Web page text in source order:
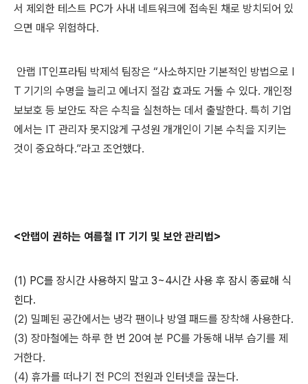
서 제외한 테스트 PC가 사내 네트워크에 접속된 채로 방치되어 있
으면 매우 위험하다.
안랩 IT인프라팀 박제석 팀장은 “사소하지만 기본적인 방법으로 I
T 기기의 수명을 늘리고 에너지 절감 효과도 거둘 수 있다. 개인정
보보호 등 보안도 작은 수칙을 실천하는 데서 출발한다. 특히 기업
에서는 IT 관리자 못지않게 구성원 개개인이 기본 수칙을 지키는
것이 중요하다.”라고 조언했다.
<안랩이 권하는 여름철 IT 기기 및 보안 관리법>
(1) PC를 장시간 사용하지 말고 3~4시간 사용 후 잠시 종료해 식
힌다.
(2) 밀폐된 공간에서는 냉각 팬이나 방열 패드를 장착해 사용한다.
(3) 장마철에는 하루 한 번 20여 분 PC를 가동해 내부 습기를 제
거한다.
(4) 휴가를 떠나기 전 PC의 전원과 인터넷을 끊는다.